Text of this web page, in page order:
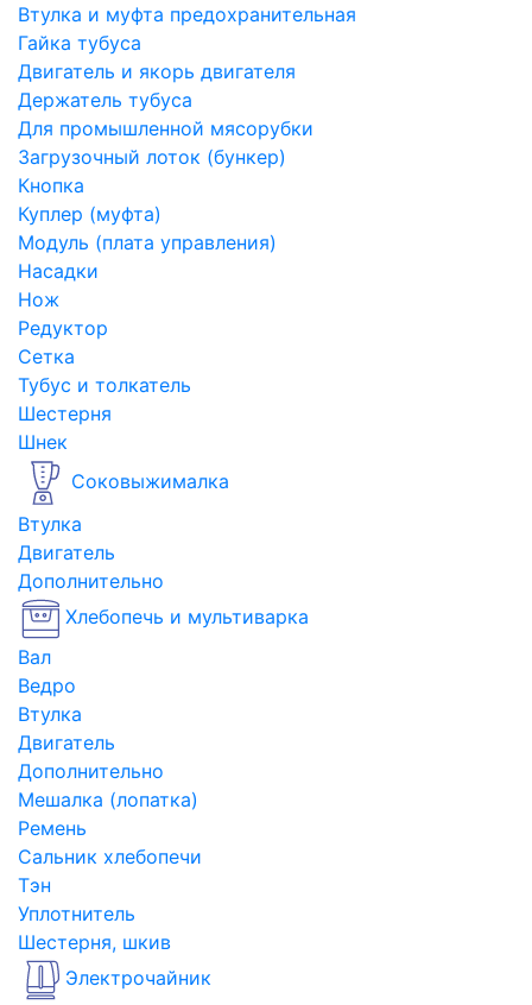
Втулка и муфта предохранительная
Гайка тубуса
Двигатель и якорь двигателя
Держатель тубуса
Для промышленной мясорубки
Загрузочный лоток (бункер)
Кнопка
Куплер (муфта)
Модуль (плата управления)
Насадки
Нож
Редуктор
Сетка
Тубус и толкатель
Шестерня
Шнек
Соковыжималка
Втулка
Двигатель
Дополнительно
Хлебопечь и мультиварка
Вал
Ведро
Втулка
Двигатель
Дополнительно
Мешалка (лопатка)
Ремень
Сальник хлебопечи
Тэн
Уплотнитель
Шестерня, шкив
Электрочайник